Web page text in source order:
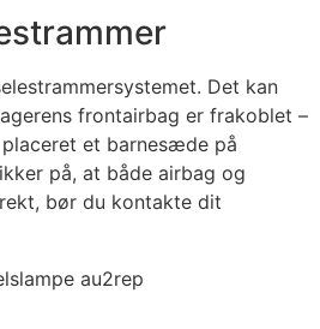
Det kan
frontairbag er frakoblet –
et barnesæde på
på, at både airbag og
bør du kontakte dit